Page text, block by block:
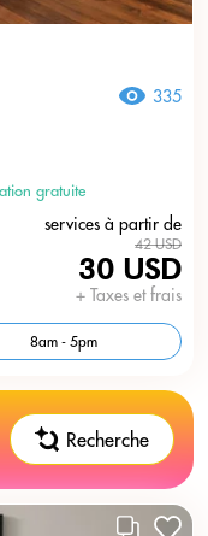
335
gratuite
services à partir de
42 USD
30 USD
+ Taxes et frais
8am - 5pm
Recherche